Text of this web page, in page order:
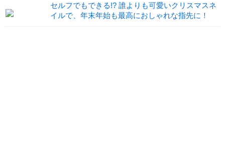
セルフでもできる!? 誰よりも可愛いクリスマスネ
イルで、年末年始も最高におしゃれな指先に！